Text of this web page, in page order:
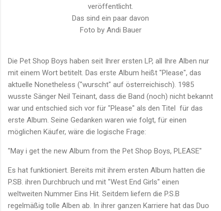
veröffentlicht.
Das sind ein paar davon
Foto by Andi Bauer
Die Pet Shop Boys haben seit Ihrer ersten LP, all Ihre Alben nur
mit einem Wort betitelt. Das erste Album heißt "Please", das
aktuelle Nonetheless ("wurscht" auf österreichisch). 1985
wusste Sänger Neil Teinant, dass die Band (noch) nicht bekannt
war und entschied sich vor für "Please" als den Titel für das
erste Album. Seine Gedanken waren wie folgt, für einen
möglichen Käufer, wäre die logische Frage:
"May i get the new Album from the Pet Shop Boys, PLEASE"
Es hat funktioniert. Bereits mit ihrem ersten Album hatten die
P.SB. ihren Durchbruch und mit "West End Girls" einen
weltweiten Nummer Eins Hit. Seitdem liefern die P.S.B
regelmäßig tolle Alben ab. In ihrer ganzen Karriere hat das Duo